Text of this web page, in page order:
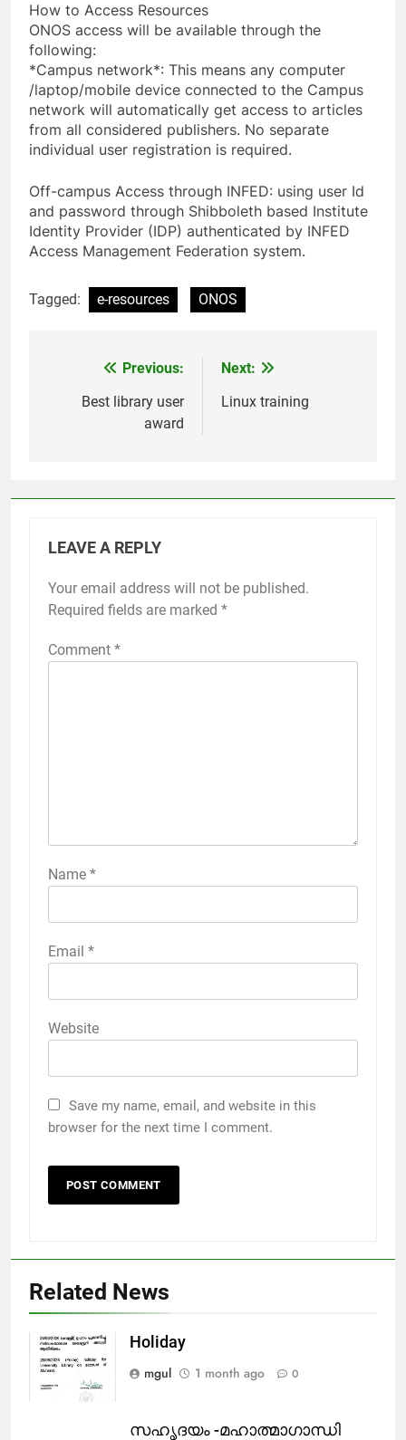
How to Access Resources
ONOS access will be available through the
following:
*Campus network*: This means any computer
/laptop/mobile device connected to the Campus
network will automatically get access to articles
from all considered publishers. No separate
individual user registration is required.
Off-campus Access through INFED: using user Id
and password through Shibboleth based Institute
Identity Provider (IDP) authenticated by INFED
Access Management Federation system.
Tagged: e-resources ONOS
navigation
Previous:
Best library user
award
Next:
Linux training
LEAVE A REPLY
Your email address will not be published.
Required fields are marked *
Comment *
Name *
Email *
Website
Save my name, email, and website in this
browser for the next time I comment.
Related News
Holiday
mgul
1 month ago 0
സഹൃദയം -മഹാത്മാഗാന്ധി